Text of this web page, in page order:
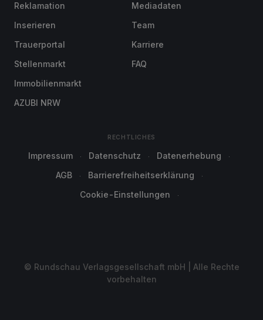
Reklamation
Inserieren
Trauerportal
Stellenmarkt
Immobilienmarkt
AZUBI NRW
Mediadaten
Team
Karriere
FAQ
RECHTLICHES
Impressum Datenschutz
Datenerhebung
AGB
Barrierefreiheitserklärung
Cookie-Einstellungen
© Rundschau Verlagsgesellschaft mbH | Alle Rechte
vorbehalten